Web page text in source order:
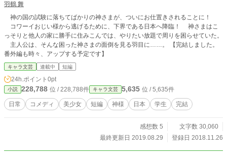
羽鶴 舞
神の国の試験に落ちてばかりの神さまが、ついにお仕置きされることに！
コワーイおじい様から逃げるために、下界である日本へ降臨！ 神さまはこ
っそりと他人の家に勝手に住みこんでは、やりたい放題で周りを困らせていた。
主人公は、そんな困った神さまの面倒を見る羽目に……。 【完結しました。
番外編も時々、アップする予定です】
キャラ文芸 連載中 短編
24h.ポイント 0pt
小説 228,788 位 / 228,788件 キャラ文芸 5,635 位 / 5,635件
日常 コメディ 美少女 短編 神様 日本 学生 完結
感想数 5
文字数 30,060
最終更新日 2019.08.29
登録日 2018.11.26